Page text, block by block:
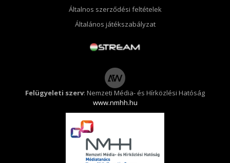
Általnos szerződési feltételek
Általános játékszabályzat
Felügyeleti szerv: Nemzeti Média- és Hírközlési Hatóság
www.nmhh.hu